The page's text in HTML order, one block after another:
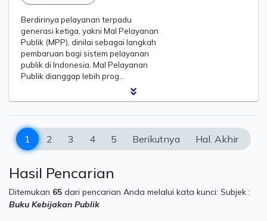
Berdirinya pelayanan terpadu
generasi ketiga, yakni Mal Pelayanan
Publik (MPP), dinilai sebagai langkah
pembaruan bagi sistem pelayanan
publik di Indonesia. Mal Pelayanan
Publik dianggap lebih prog…
1 2 3 4 5 Berikutnya Hal. Akhir
Hasil Pencarian
Ditemukan 65 dari pencarian Anda melalui kata kunci: Subjek :
Buku Kebijakan Publik